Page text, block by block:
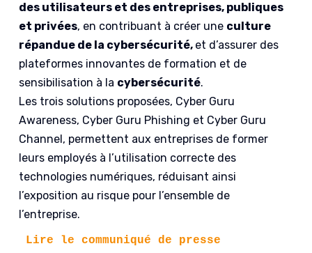
des utilisateurs et des entreprises, publiques
et privées, en contribuant à créer une culture
répandue de la cybersécurité, et d’assurer des
plateformes innovantes de formation et de
sensibilisation à la cybersécurité.
Les trois solutions proposées, Cyber Guru
Awareness, Cyber Guru Phishing et Cyber Guru
Channel, permettent aux entreprises de former
leurs employés à l’utilisation correcte des
technologies numériques, réduisant ainsi
l’exposition au risque pour l’ensemble de
l’entreprise.
Lire le communiqué de presse